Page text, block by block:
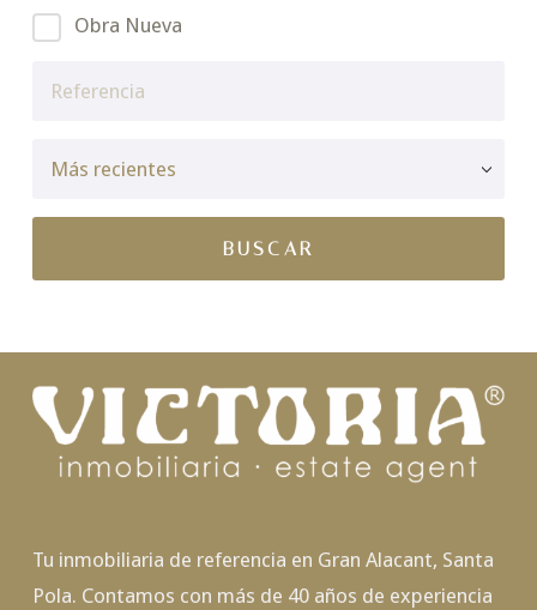
Obra Nueva
Tu inmobiliaria de referencia en Gran Alacant, Santa
Pola. Contamos con más de 40 años de experiencia